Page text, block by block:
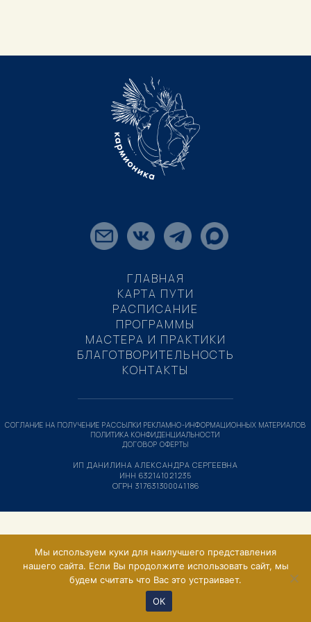
ГЛАВНАЯ
КАРТА ПУТИ
РАСПИСАНИЕ
ПРОГРАММЫ
МАСТЕРА И ПРАКТИКИ
БЛАГОТВОРИТЕЛЬНОСТЬ
КОНТАКТЫ
ИП ДАНИЛИНА АЛЕКСАНДРА СЕРГЕЕВНА
ИНН 632141021235
ОГРН 317631300041186
СОГЛАНИЕ НА ПОЛУЧЕНИЕ РАССЫЛКИ РЕКЛАМНО-ИНФОРМАЦИОННЫХ МАТЕРИАЛОВ
ПОЛИТИКА КОНФИДЕНЦИАЛЬНОСТИ
ДОГОВОР ОФЕРТЫ
Мы используем куки для наилучшего представления
нашего сайта. Если Вы продолжите использовать сайт, мы
будем считать что Вас это устраивает.
ОК